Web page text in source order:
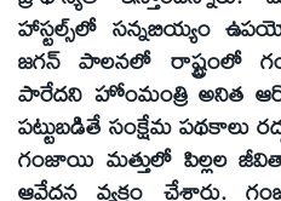
హాస్టల్స్‌లో సన్నబియ్యం
జగన్‌ పాలనలో రాష్ట్రంలో
పారేదని హోంమంత్రి అనిత
పట్టుబడితే సంక్షేమ పథకాలు
గంజాయి మత్తులో పిల్లల
ఆవేదన వ్యక్తం చేశారు.